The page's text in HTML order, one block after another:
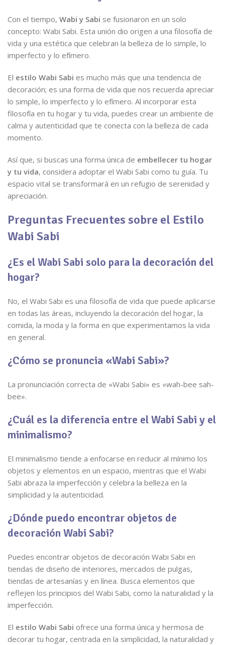
Con el tiempo, Wabi y Sabi se fusionaron en un solo
concepto: Wabi Sabi. Esta unión dio origen a una filosofía de
vida y una estética que celebran la belleza de lo simple, lo
imperfecto y lo efímero.
El estilo Wabi Sabi es mucho más que una tendencia de
decoración; es una forma de vida que nos recuerda apreciar
lo simple, lo imperfecto y lo efímero. Al incorporar esta
filosofía en tu hogar y tu vida, puedes crear un ambiente de
calma y autenticidad que te conecta con la belleza de cada
momento.
Así que, si buscas una forma única de embellecer tu hogar
y tu vida, considera adoptar el Wabi Sabi como tu guía. Tu
espacio vital se transformará en un refugio de serenidad y
apreciación.
Preguntas Frecuentes sobre el Estilo
Wabi Sabi
¿Es el Wabi Sabi solo para la decoración del
hogar?
No, el Wabi Sabi es una filosofía de vida que puede aplicarse
en todas las áreas, incluyendo la decoración del hogar, la
comida, la moda y la forma en que experimentamos la vida
en general.
¿Cómo se pronuncia «Wabi Sabi»?
La pronunciación correcta de «Wabi Sabi» es «wah-bee sah-
bee».
¿Cuál es la diferencia entre el Wabi Sabi y el
minimalismo?
El minimalismo tiende a enfocarse en reducir al mínimo los
objetos y elementos en un espacio, mientras que el Wabi
Sabi abraza la imperfección y celebra la belleza en la
simplicidad y la autenticidad.
¿Dónde puedo encontrar objetos de
decoración Wabi Sabi?
Puedes encontrar objetos de decoración Wabi Sabi en
tiendas de diseño de interiores, mercados de pulgas,
tiendas de artesanías y en línea. Busca elementos que
reflejen los principios del Wabi Sabi, como la naturalidad y la
imperfección.
El estilo Wabi Sabi ofrece una forma única y hermosa de
decorar tu hogar, centrada en la simplicidad, la naturalidad y